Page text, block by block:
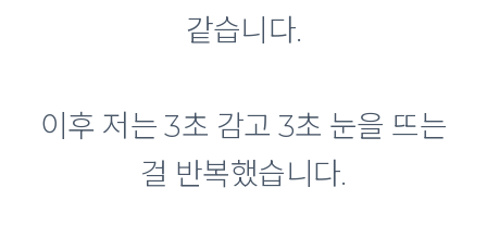
같습니다.
이후 저는 3초 감고 3초 눈을 뜨는
걸 반복했습니다.